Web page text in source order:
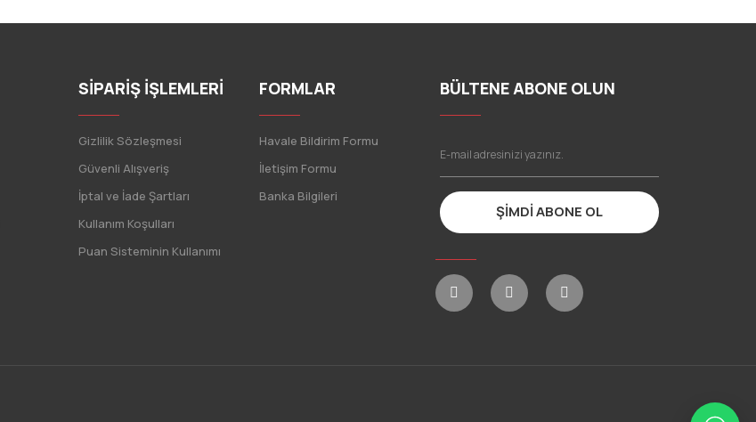
SİPARİŞ İŞLEMLERİ
Gizlilik Sözleşmesi
Güvenli Alışveriş
İptal ve İade Şartları
Kullanım Koşulları
Puan Sisteminin Kullanımı
FORMLAR
Havale Bildirim Formu
İletişim Formu
Banka Bilgileri
BÜLTENE ABONE OLUN
ŞİMDİ ABONE OL